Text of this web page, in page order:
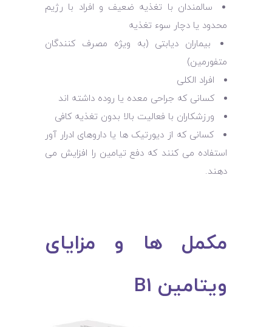
سالمندان با تغذیه ضعیف و افراد با رژیم
محدود یا دچار سوء تغذیه
بیماران دیابتی (به‌ ویژه مصرف ‌کنندگان
متفورمین)
افراد الکلی
کسانی که جراحی معده یا روده داشته ‌اند
ورزشکاران با فعالیت بالا بدون تغذیه کافی
کسانی که از دیورتیک ها یا داروهای ادرار آور
استفاده می کنند که دفع تیامین را افزایش می
دهند.
مکمل ‌ها و مزایای
ویتامین B1